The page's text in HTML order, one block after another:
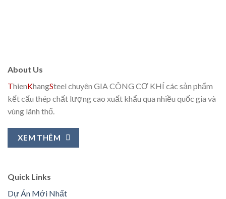
About Us
ThienKhangSteel chuyên GIA CÔNG CƠ KHÍ các sản phẩm
kết cấu thép chất lượng cao xuất khẩu qua nhiều quốc gia và
vùng lãnh thổ.
XEM THÊM
Quick Links
Dự Án Mới Nhất